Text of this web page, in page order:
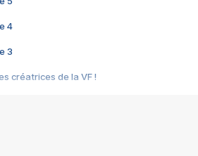
4
3
créatrices de la VF !